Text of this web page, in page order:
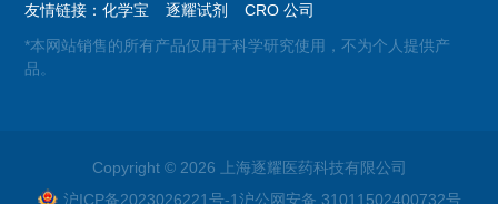
友情链接：化学宝 逐耀试剂
CRO 公司
*本网站销售的所有产品仅用于科学研究使用，不为个人提供产
品。
Copyright © 2026 上海逐耀医药科技有限公司
沪ICP备2023026221号-1沪公网安备 31011502400732号